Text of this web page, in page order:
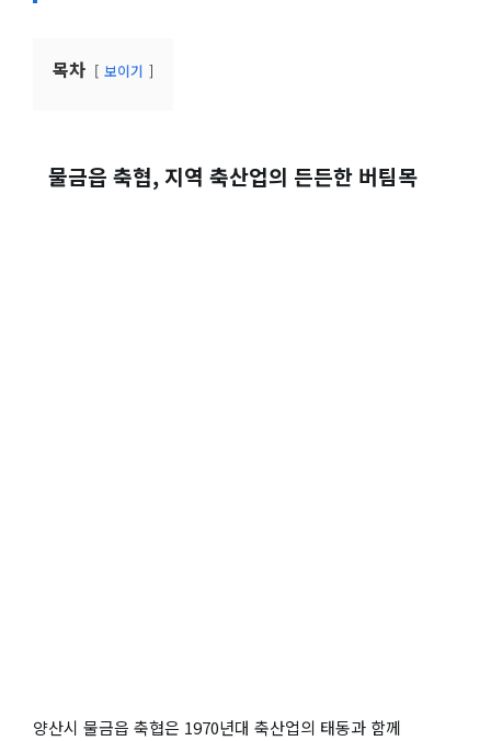
목차 보이기
물금읍 축협, 지역 축산업의 든든한 버팀목
양산시 물금읍 축협은 1970년대 축산업의 태동과 함께